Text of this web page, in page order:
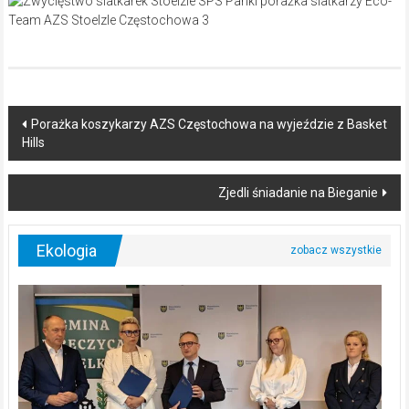
Post
navigation
Porażka koszykarzy AZS Częstochowa na wyjeździe z Basket
Hills
Zjedli śniadanie na Bieganie
Ekologia